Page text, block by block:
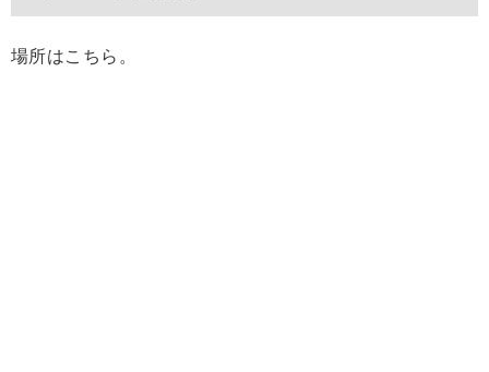
場所はこちら。